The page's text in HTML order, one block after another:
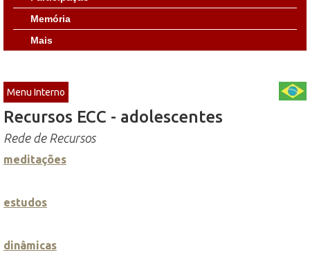
Memória
Mais
Menu Interno
Recursos ECC - adolescentes
Rede de Recursos
meditações
estudos
dinâmicas